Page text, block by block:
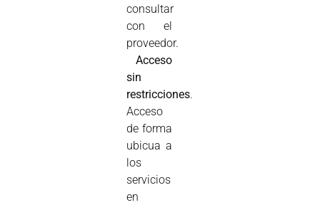
consultar
con el
proveedor.
Acceso
sin
restricciones.
Acceso
de forma
ubicua a
los
servicios
en